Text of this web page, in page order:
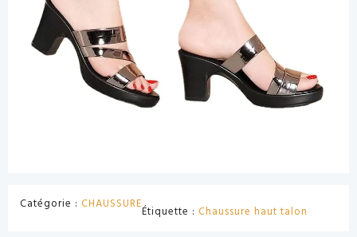
Catégorie : CHAUSSUREÉtiquette : Chaussure haut talon